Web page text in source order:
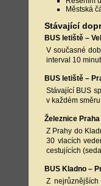
Městská
Stávající
BUS letiště –
V současné
interval 10
BUS letiště –
Stávající BUS
v každém
Železnice
Z Prahy do
30 vlacích
cestujících
BUS Kladno –
Z